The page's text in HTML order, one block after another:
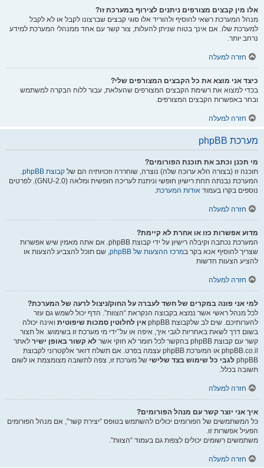
אלו מין קבצים מצורפים ניתנים לצירוף במערכת זו?
מנהל המערכת רשאי להוסיף ולהוריד אלו סוגי קבצים שברצונו לקבל או לא לקבל
למערכת שלו. אם אינך בטוח שניתן להעלות, צור קשר עם אחד ממנהלי המערכת למידע
נרחב יותר.
חזרה למעלה
כיצד אני מוצא את כל הקבצים המצורפים שלי?
בכדי למצוא את רשימת הקבצים המצורפים שהעלאת, עבור ללוח הבקרה למשתמש
ובחר באפשרות הקבצים המצורפים.
חזרה למעלה
מערכת phpBB
מי תכנן וכתב את תוכנת הפורומים?
תוכנה זו (בצורה הלא ערוכה שלה) נוצרה, שוחררה וזכויותיה הם של קבוצת phpBB
.
המערכת נבנתה תחת רישיון חופשי וניתנת לעריכה חופשית ומלאה (GNU-2.0). לפרטים
נוספים בקרו בעמוד אודות המערכת.
חזרה למעלה
מדוע אפשרות כזו או אחרת לא קיימת?
המערכת נכתבה וקיבלה רישיון על ידי קבוצת phpBB. אם אתה מאמין שיש אפשרות
שצריך להוסיף אנא בקר במרכז ההצעות של phpBB
, שם תוכל להצביע להצעות או
להציע הצעות חדשות
חזרה למעלה
למי אני פונה במקרים של חשד לעברה על החוק/ניצול לרעה של המערכת?
לכל מנהל ראשי אשר נמצא בקבוצה הנקראת “הצוות”. הדף יכול לשמש גם עזר
להערותיכם. שים לב שלקבוצת phpBB
אין לחלוטין סמכות שיפוטית ואינה יכולה
בשום דרך לשאת באחריות לגבי איך, איפה או על־ידי מי מערכת זו בשימוש. אל תצור
קשר עם קבוצת phpBB בהקשר לכל חומר לא חוקי אשר
לא קשור באופן ישיר לאתר
phpBB.co.il או המערכת phpBB עצמה בפרט. אם תשלח דואר אלקטרוני לקבוצת
phpBB לגבי כל שימוש בצד שלישי של מערכת זו, צפה לתשובה מצומצמת או לשום
תשובה בכלל.
חזרה למעלה
איך אני יוצר קשר עם מנהל הפורומים?
כל המשתמשים של הפורומים יכולים להשתמש בטופס “יצירת קשר”, אם מנהל הפורומים
הפעיל אפשרות זו.
משתמשים רשומים יכולים לצפות גם בעמוד “הצוות”.
חזרה למעלה